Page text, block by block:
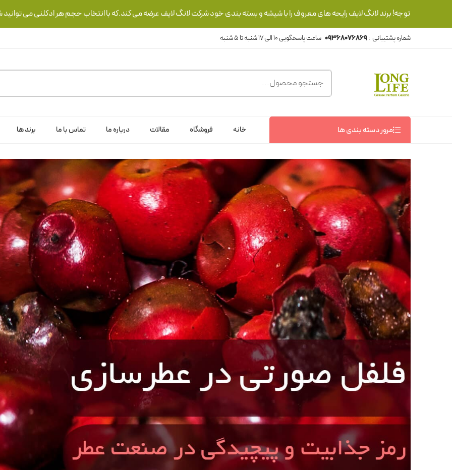
توجه! برند لانگ لایف رایحه های معروف را با شیشه و بسته بندی خود شرکت لانگ لایف عرضه می کند.که با انتخاب حجم هر ادکلنی می توانید
شماره پشتیبانی :09368076869
مرور دسته بندی ها خانه فروشگاه مقالات درباره ما تماس با ما برند ها